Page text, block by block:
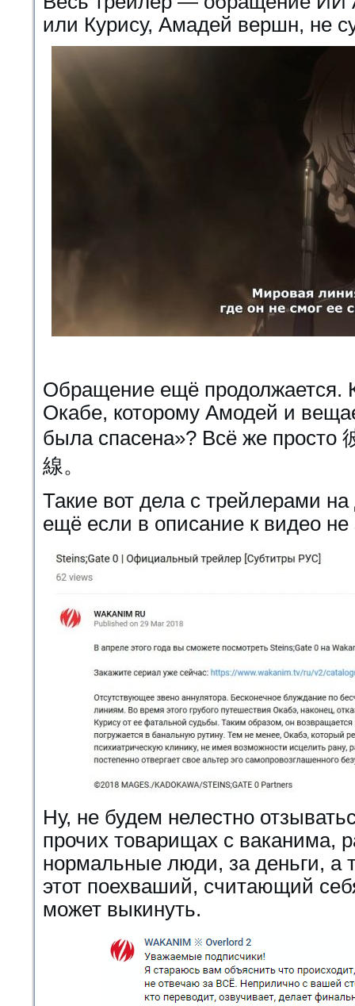
или Курису, Амадей вершн, не
Обращение ещё продолжается.
Окабе, которому Амодей и
была спасена»? Всё же просто
線。
Такие вот дела с трейлерами
ещё если в описание к видео не
Ну, не будем нелестно
прочих товарищах с ваканима,
нормальные люди, за деньги, а
этот поехваший, считающий
может выкинуть.